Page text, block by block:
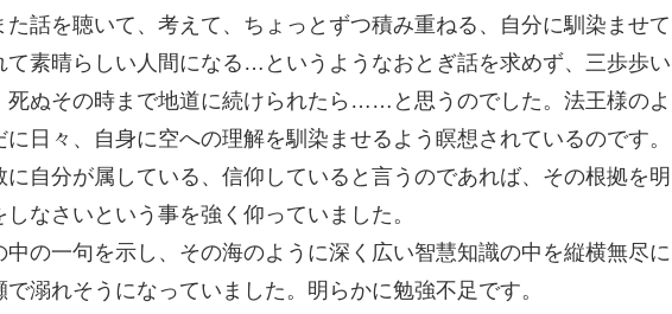
話を聴いて、考えて、ちょっとずつ積み重ねる、自分に馴染ませて
素晴らしい人間になる…というようなおとぎ話を求めず、三歩歩い
ぬその時まで地道に続けられたら……と思うのでした。法王様のよ
日々、自身に空への理解を馴染ませるよう瞑想されているのです。
に自分が属している、信仰していると言うのであれば、その根拠を明
なさいという事を強く仰っていました。
の一句を示し、その海のように深く広い智慧知識の中を縦横無尽に
溺れそうになっていました。明らかに勉強不足です。